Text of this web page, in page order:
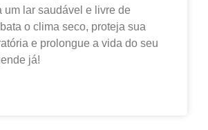
um lar saudável e livre de
o clima seco, proteja sua
e prolongue a vida do seu
já!